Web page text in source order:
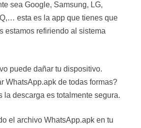
sea Google, Samsung, LG,
esta es la app que tienes que
estamos refiriendo al sistema
puede dañar tu dispositivo.
WhatsApp.apk de todas formas?
la descarga es totalmente segura.
el archivo WhatsApp.apk en tu